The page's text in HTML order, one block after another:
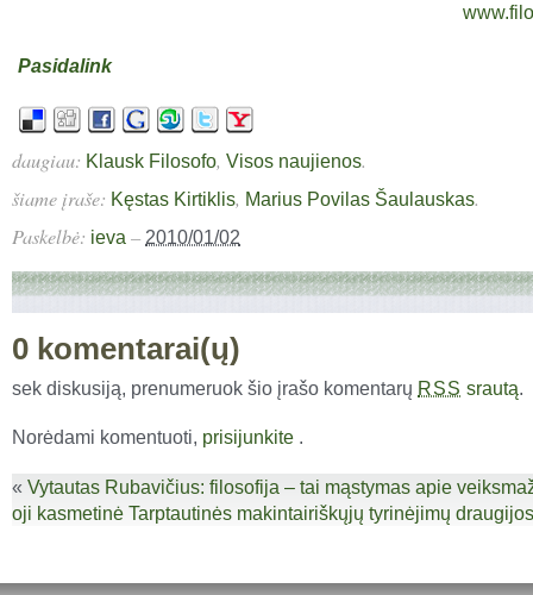
Pasidalink
daugiau: Klausk Filosofo, Visos naujienos.
šiame įraše: Kęstas Kirtiklis, Marius Povilas Šaulauskas.
Paskelbė: ieva – 2010/01/02
0 komentarai(ų)
sek diskusiją, prenumeruok šio įrašo komentarų RSS srautą.
Norėdami komentuoti, prisijunkite .
« Vytautas Rubavičius: filosofija – tai mąstymas apie
oji kasmetinė Tarptautinės makintairiškųjų tyrinėjimų